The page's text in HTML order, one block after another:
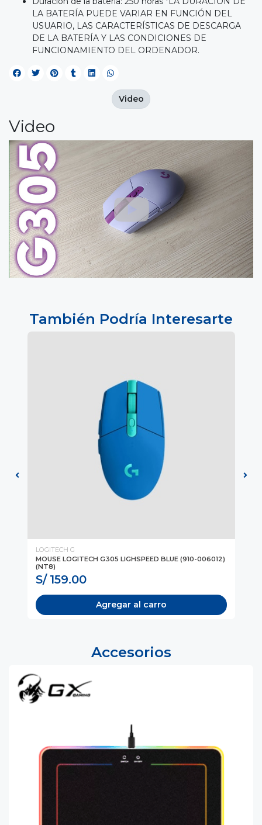
LA BATERÍA PUEDE VARIAR EN FUNCIÓN DEL
USUARIO, LAS CARACTERÍSTICAS DE DESCARGA
DE LA BATERÍA Y LAS CONDICIONES DE
FUNCIONAMIENTO DEL ORDENADOR.
Video
Video
También Podría Interesarte
LOGITECH G
MOUSE LOGITECH G305 LIGHSPEED BLUE (910-006012)
(NT8)
S/ 159.00
Agregar al carro
Accesorios